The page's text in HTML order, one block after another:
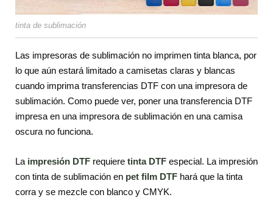
tinta de sublimación
Las impresoras de sublimación no imprimen tinta blanca, por
lo que aún estará limitado a camisetas claras y blancas
cuando imprima transferencias DTF con una impresora de
sublimación. Como puede ver, poner una transferencia DTF
impresa en una impresora de sublimación en una camisa
oscura no funciona.
La impresión DTF requiere tinta DTF especial. La impresión
con tinta de sublimación en pet film DTF hará que la tinta
corra y se mezcle con blanco y CMYK.